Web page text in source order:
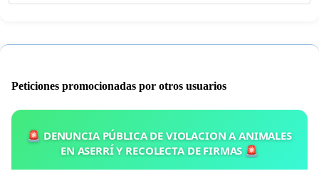
Peticiones promocionadas por otros usuarios
🚨 DENUNCIA PÚBLICA DE VIOLACION A ANIMALES
EN ASERRÍ Y RECOLECTA DE FIRMAS 🚨